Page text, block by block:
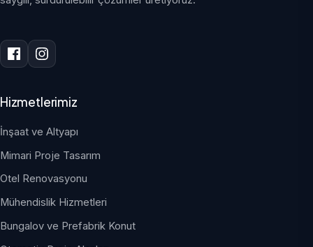
Hizmetlerimiz
İnşaat ve Altyapı
Mimari Proje Tasarım
Otel Renovasyonu
Mühendislik Hizmetleri
Bungalov ve Prefabrik Konut